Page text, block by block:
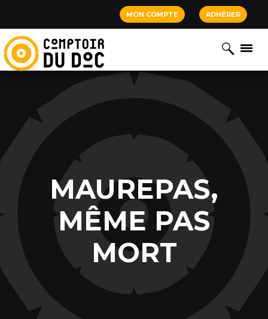
MON COMPTE ADHÉRER
MAUREPAS,
MÊME PAS
MORT
Cookies management panel